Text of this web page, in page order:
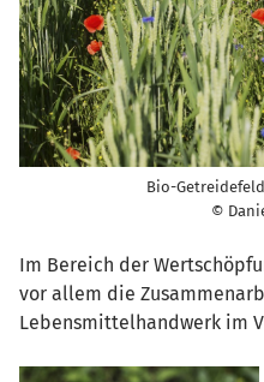
Bio-
©
Im Bereich der
vor allem die
Lebensmittelhandwerk im